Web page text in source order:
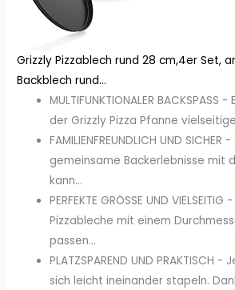
Grizzly Pizzablech rund 28 cm,4er Set,
Backblech rund...
MULTIFUNKTIONALER
der Grizzly Pizza Pfanne
FAMILIENFREUNDLICH UND
gemeinsame Backerlebnisse mit
kann...
PERFEKTE GRÖSSE UND
Pizzableche mit einem
passen...
PLATZSPAREND UND PRAKTISCH
sich leicht ineinander stapeln.